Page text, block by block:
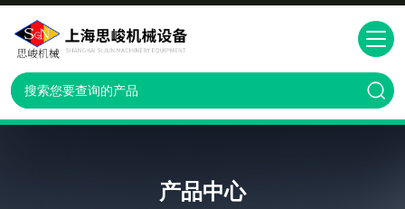
产品中心